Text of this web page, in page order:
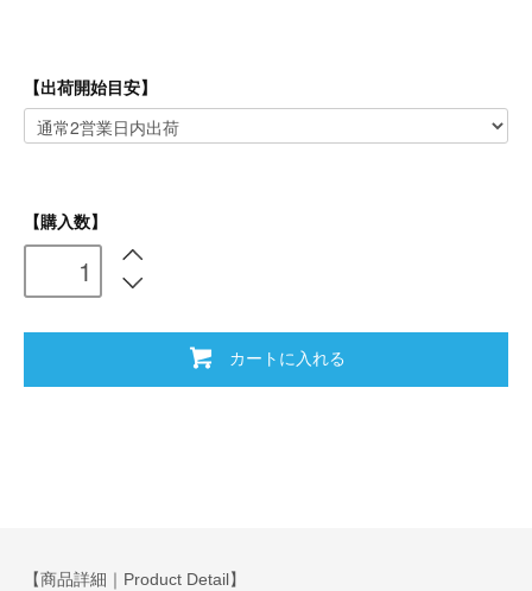
【出荷開始目安】
【購入数】
カートに入れる
【商品詳細｜Product Detail】